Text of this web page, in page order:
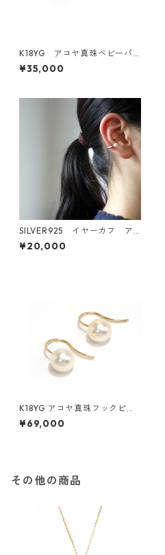
K18YG アコヤ真珠ベビーパ
ール無調色 スタッドピアス
バロック・ナチュラルブルー
¥35,000
SILVER925 イヤーカフ ア
コヤ真珠5.5-6.0ｍｍ 片耳
用 KR70620
¥20,000
K18YG アコヤ真珠フックピア
ス 7.5－8.0ｍｍ（KR6071
2）
¥69,000
その他の商品